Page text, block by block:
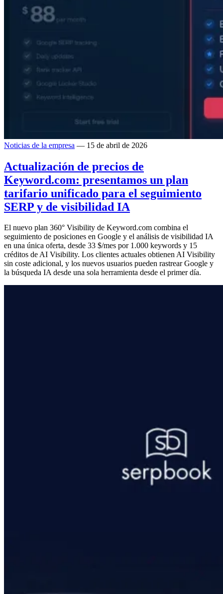
Noticias de la empresa — 15 de abril de 2026
Actualización de precios de
Keyword.com: presentamos un plan
tarifario unificado para el seguimiento
SERP y de visibilidad IA
El nuevo plan 360° Visibility de Keyword.com combina el
seguimiento de posiciones en Google y el análisis de visibilidad IA
en una única oferta, desde 33 $/mes por 1.000 keywords y 15
créditos de AI Visibility. Los clientes actuales obtienen AI Visibility
sin coste adicional, y los nuevos usuarios pueden rastrear Google y
la búsqueda IA desde una sola herramienta desde el primer día.